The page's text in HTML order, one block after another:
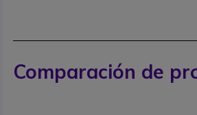
Comparación de